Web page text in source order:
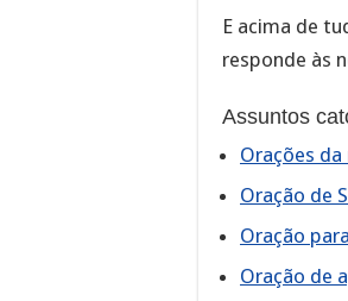
E acima de
responde às
Assuntos
Orações
Oração de
Oração
Oração de